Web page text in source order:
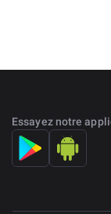
Essayez notre